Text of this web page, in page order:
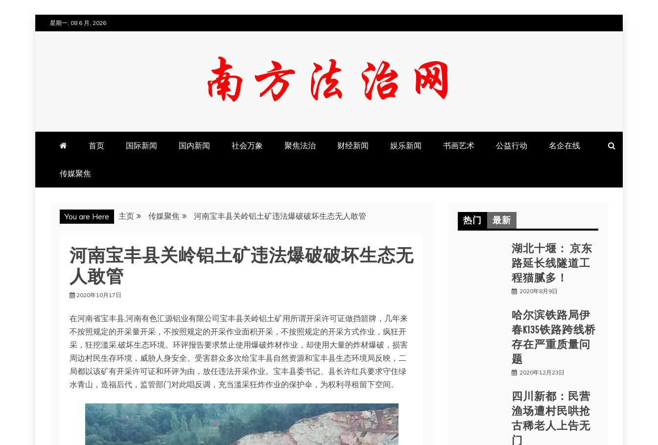
至
星期一, 08 6 月, 2026
首页 国际新闻 国内新闻 社会万象 聚焦法治 财经新闻 娱乐新闻 书画艺术 公益行动 名企在线
传媒聚焦
You are Here 主页 传媒聚焦 河南宝丰县关岭铝土矿违法爆破破坏生态无人敢管
河南宝丰县关岭铝土矿违法爆破破坏生态无
人敢管
2020年10月17日
在河南省宝丰县,河南有色汇源铝业有限公司宝丰县关岭铝土矿用所谓开采许可证做挡箭牌，几年来
不按照规定的开采量开采，不按照规定的开采作业面积开采，不按照规定的开采方式作业，疯狂开
采，狂挖滥采,破坏生态环境。环评报告要求禁止使用爆破炸材作业，却使用大量的炸材爆破，损害
周边村民生存环境，威胁人身安全。受害群众多次给宝丰县自然资源和宝丰县生态环境局反映，二
局都以该矿有开采许可证和环评为由，放任违法开采作业。宝丰县委书记、县长许红兵要求守住绿
水青山，造福后代，监管部门对此唱反调，充当滥采狂炸作业的保护伞，为权利寻租留下空间。
热门 最新
湖北十堰： 京东
路延长线隧道工
程猫腻多！
2020年8月9日
哈尔滨铁路局伊
春K135铁路跨线桥
存在严重质量问
题
2020年12月23日
四川新都：民营
渔场遭村民哄抢
古稀老人上告无
门